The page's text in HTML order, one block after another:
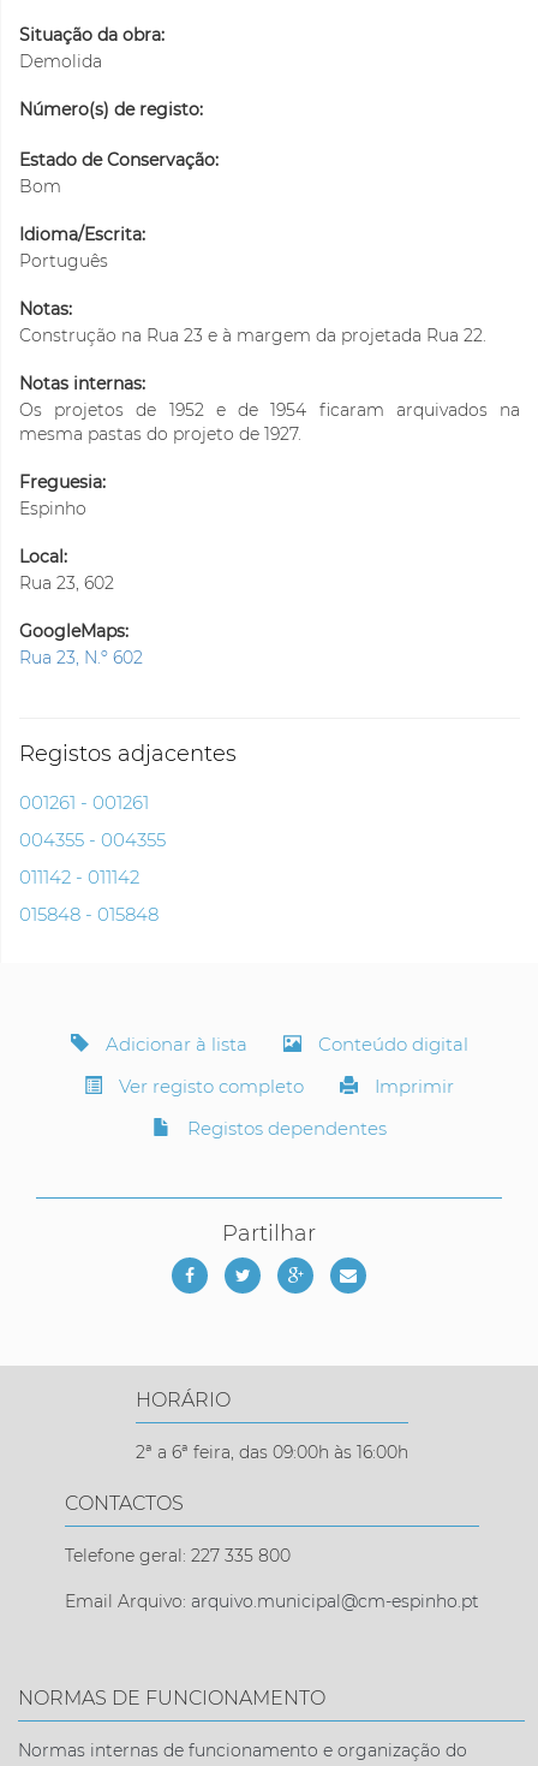
Situação da obra:
Demolida
Número(s) de registo:
Estado de Conservação:
Bom
Idioma/Escrita:
Português
Notas:
Construção na Rua 23 e à margem da projetada Rua 22.
Notas internas:
Os projetos de 1952 e de 1954 ficaram arquivados na
mesma pastas do projeto de 1927.
Freguesia:
Espinho
Local:
Rua 23, 602
GoogleMaps:
Rua 23, N.º 602
Registos adjacentes
001261 - 001261
004355 - 004355
011142 - 011142
015848 - 015848
Adicionar à lista
Conteúdo digital
Ver registo completo
Imprimir
Registos dependentes
Partilhar
HORÁRIO
2ª a 6ª feira, das 09:00h às 16:00h
CONTACTOS
Telefone geral: 227 335 800
Email Arquivo: arquivo.municipal@cm-espinho.pt
NORMAS DE FUNCIONAMENTO
Normas internas de funcionamento e organização do